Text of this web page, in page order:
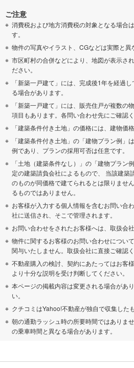
ご注意
消費税および地方消費税の対象となる場合
す。
物件の写真やイラスト、CGなどは実際と異
市区町村の合併などにより、地図が表示さ
ださい。
「新築一戸建て」には、完成後1年を経過
る場合があります。
「新築一戸建て」には、販売住戸が複数の
項目もあります。各問い合わせ先にご確認く
「建築条件付き土地」の価格には、建物価
「建築条件付き土地」の「建物プラン例」
例であり、プランの採用可否は任意です。
「土地（建築条件なし）」の「建物プラン
定の建築請負会社によるもので、 当該建築
のものが同価格で建てられるとは限りませ
るものではありません。
お客様が入力する個人情報を含むお問い合
社に送信され、そこで管理されます。
お問い合わせをされたお客様へは、取扱会
物件に関するお客様のお問い合わせについ
関与いたしません。取扱会社に直接ご確認く
不動産購入の検討、契約にあたってはお客
より十分な説明を受け判断してください。
本ページの掲載内容は変更される場合があ
い。
クチコミはYahoo!不動産が独自で収集した
朝の通勤ラッシュ時の所要時間ではありま
の乗車時間と異なる場合があります。